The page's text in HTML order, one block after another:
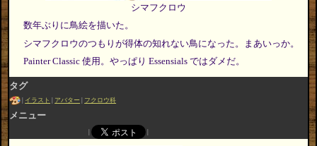
シマフクロウ
数年ぶりに鳥絵を描いた。
シマフクロウのつもりが得体の知れない鳥になった。まあいっか。
Painter Classic 使用。やっぱり Essensials ではダメだ。
タグ
イラスト アバター フクロウ科
メニュー